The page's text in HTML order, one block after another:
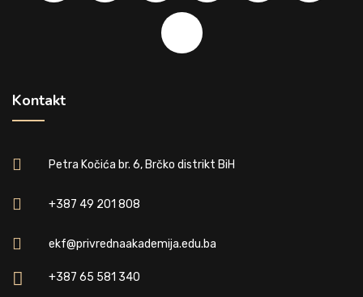
Kontakt
Petra Kočića br. 6, Brčko distrikt BiH
+387 49 201 808
ekf@privrednaakademija.edu.ba
+387 65 581 340